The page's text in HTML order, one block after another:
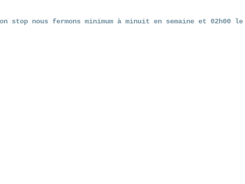
stop nous fermons minimum à minuit en semaine et 02h00 le